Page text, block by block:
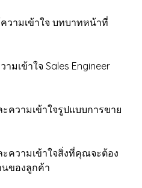
วามเข้าใจ บทบาทหน้าที่
มเข้าใจ Sales Engineer
ความเข้าใจรูปแบบการขาย
ความเข้าใจสิ่งที่คุณจะต้อง
นของลูกค้า